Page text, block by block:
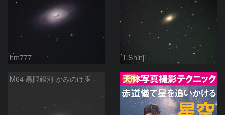
hm777 T.Shinji
M64 黒眼銀河 かみのけ座 PR